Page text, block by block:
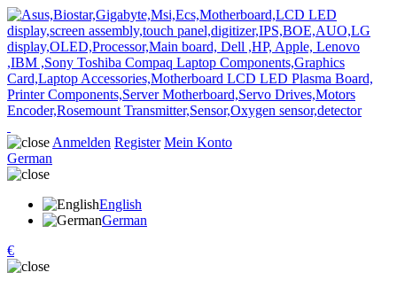
Anmelden Register Mein Konto
German
English
German
€